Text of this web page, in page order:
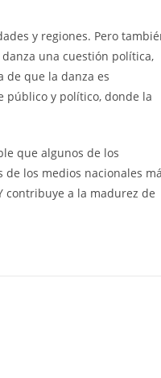
y regiones. Pero
una cuestión política,
de que la danza es
público y político, donde la
que algunos de los
los medios nacionales
contribuye a la madurez de